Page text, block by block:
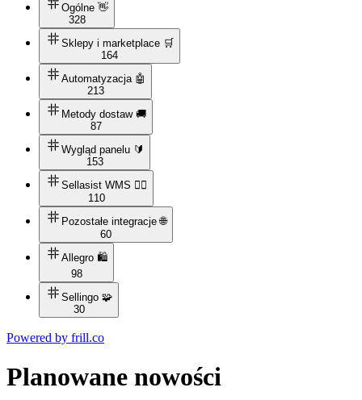
Ogólne 👋
328
Sklepy i marketplace 🛒
164
Automatyzacja 🤖
213
Metody dostaw 🚚
87
Wygląd panelu 🔰
153
Sellasist WMS 👷‍♀️
110
Pozostałe integracje 🌐
60
Allegro 🛍️
98
Sellingo 🧩
30
Powered by frill.co
Planowane nowości